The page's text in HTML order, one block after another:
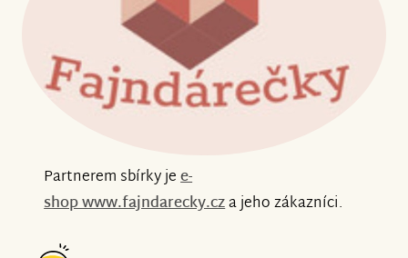
Partnerem sbírky jee-
shopwww.fajndarecky.cza jeho zákazníci.